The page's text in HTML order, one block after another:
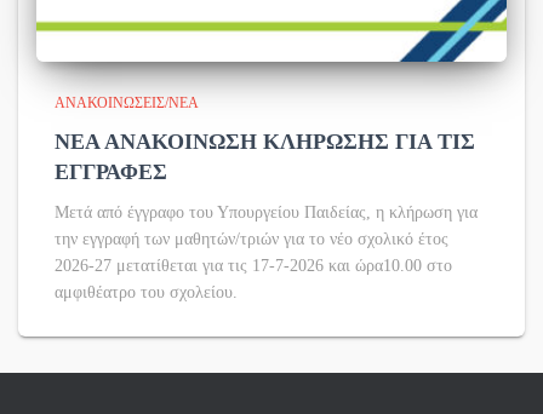
ΑΝΑΚΟΙΝΏΣΕΙΣ/ΝΈΑ
ΝΕΑ ΑΝΑΚΟΙΝΩΣΗ ΚΛΗΡΩΣΗΣ ΓΙΑ ΤΙΣ
ΕΓΓΡΑΦΕΣ
Μετά από έγγραφο του Υπουργείου Παιδείας, η κλήρωση για
την εγγραφή των μαθητών/τριών για το νέο σχολικό έτος
2026-27 μετατίθεται για τις 17-7-2026 και ώρα10.00 στο
αμφιθέατρο του σχολείου.